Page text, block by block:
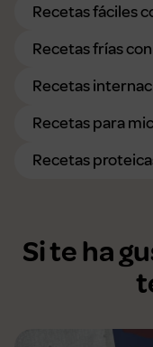
Recetas fáciles
Recetas frías
Recetas
Recetas para
Recetas
Si te ha